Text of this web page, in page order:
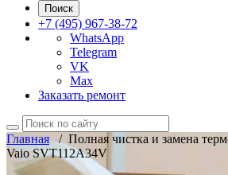
Поиск
+7 (495) 967-38-72
WhatsApp
Telegram
VK
Max
Заказать ремонт
Главная/ Полная чистка и замена
Vaio SVT112A34V